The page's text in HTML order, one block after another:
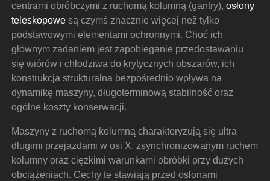
centrami obróbczymi z ruchomą kolumną (gantry),osłony
teleskopowe są czymś znacznie więcej než tylko
podstawowymi elementami ochronnymi. Choć ich
głównym zadaniem jest zapobieganie przedostawaniu
się wiórów i chłodziwa do krytycznych obszarów, ich
konstrukcja strukturalna bezpośrednio wpływa na
dynamikę maszyny, długoterminową stabilność oraz
ogólne koszty konserwacji.
Maszyny z ruchomą kolumną charakteryzują się ultra
długimi przejazdami w osi X, zsynchronizowanym ruchem
kolumny oraz ciężkimi warunkami obróbki przy dużych
obciążeniach. Cechy te stawiają przed osłonami